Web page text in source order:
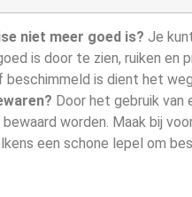
niet meer goed is? Je
is door te zien, ruiken en
is dient het
Door het gebruik van
worden. Maak bij
een schone lepel om